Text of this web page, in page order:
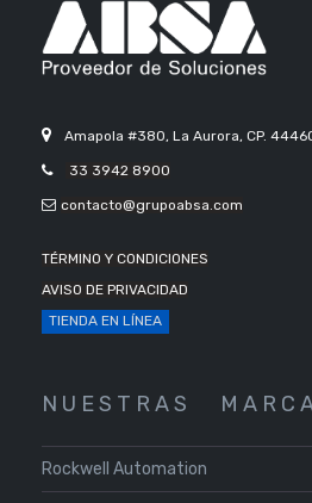
Amapola #380, La Aurora, CP.
33 3942 8900
contacto@grupoabsa.com
TÉRMINO Y CONDICIONES
AVISO DE PRIVACIDAD
TIENDA EN LÍNEA
N U E S T R A S M A R C
Rockwell Automation